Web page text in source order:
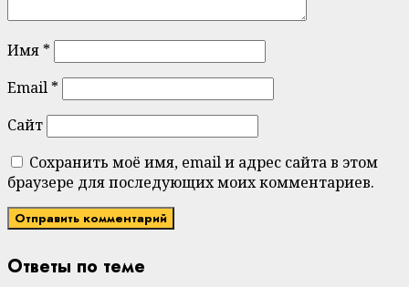
Имя *
Email *
Сайт
Сохранить моё имя, email и адрес сайта в этом
браузере для последующих моих комментариев.
Ответы по теме